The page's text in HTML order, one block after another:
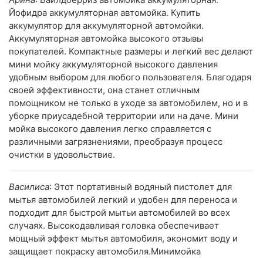
Йофидра аккумуляторная автомойка. Купить
аккумулятор для аккумуляторной автомойки.
Аккумуляторная автомойка высокого отзывы
покупателей. Компактные размеры и легкий вес делают
мини мойку аккумуляторной высокого давления
удобным выбором для любого пользователя. Благодаря
своей эффективности, она станет отличным
помощником не только в уходе за автомобилем, но и в
уборке приусадебной территории или на даче. Мини
мойка высокого давления легко справляется с
различными загрязнениями, преобразуя процесс
очистки в удовольствие.
Василиса: Этот портативный водяный пистолет для
мытья автомобилей легкий и удобен для переноса и
подходит для быстрой мытьи автомобилей во всех
случаях. Высокодавливая головка обеспечивает
мощный эффект мытья автомобиля, экономит воду и
защищает покраску автомобиля.Минимойка